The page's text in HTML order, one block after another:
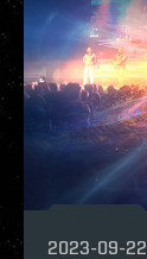
2023-09-22